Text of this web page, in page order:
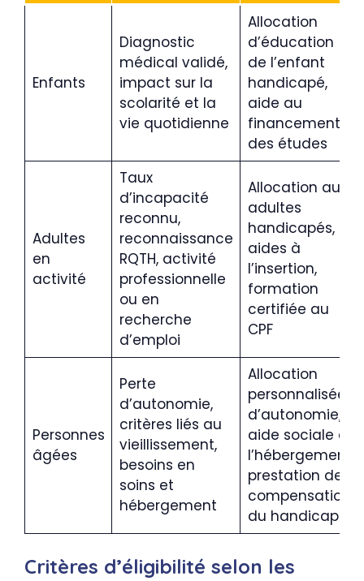
Enfants
Diagnostic
médical validé,
impact sur la
scolarité et la
vie quotidienne
Allocation
d’éducation
de l’enfant
handicapé,
aide au
financement
des études
Adultes
en
activité
Taux
d’incapacité
reconnu,
reconnaissance
RQTH, activité
professionnelle
ou en
recherche
d’emploi
Allocation aux
adultes
handicapés,
aides à
l’insertion,
formation
certifiée au
CPF
Personnes
âgées
Perte
d’autonomie,
critères liés au
vieillissement,
besoins en
soins et
hébergement
Allocation
personnalisée
d’autonomie,
aide sociale à
l’hébergement,
prestation de
compensation
du handicap
Critères d’éligibilité selon les